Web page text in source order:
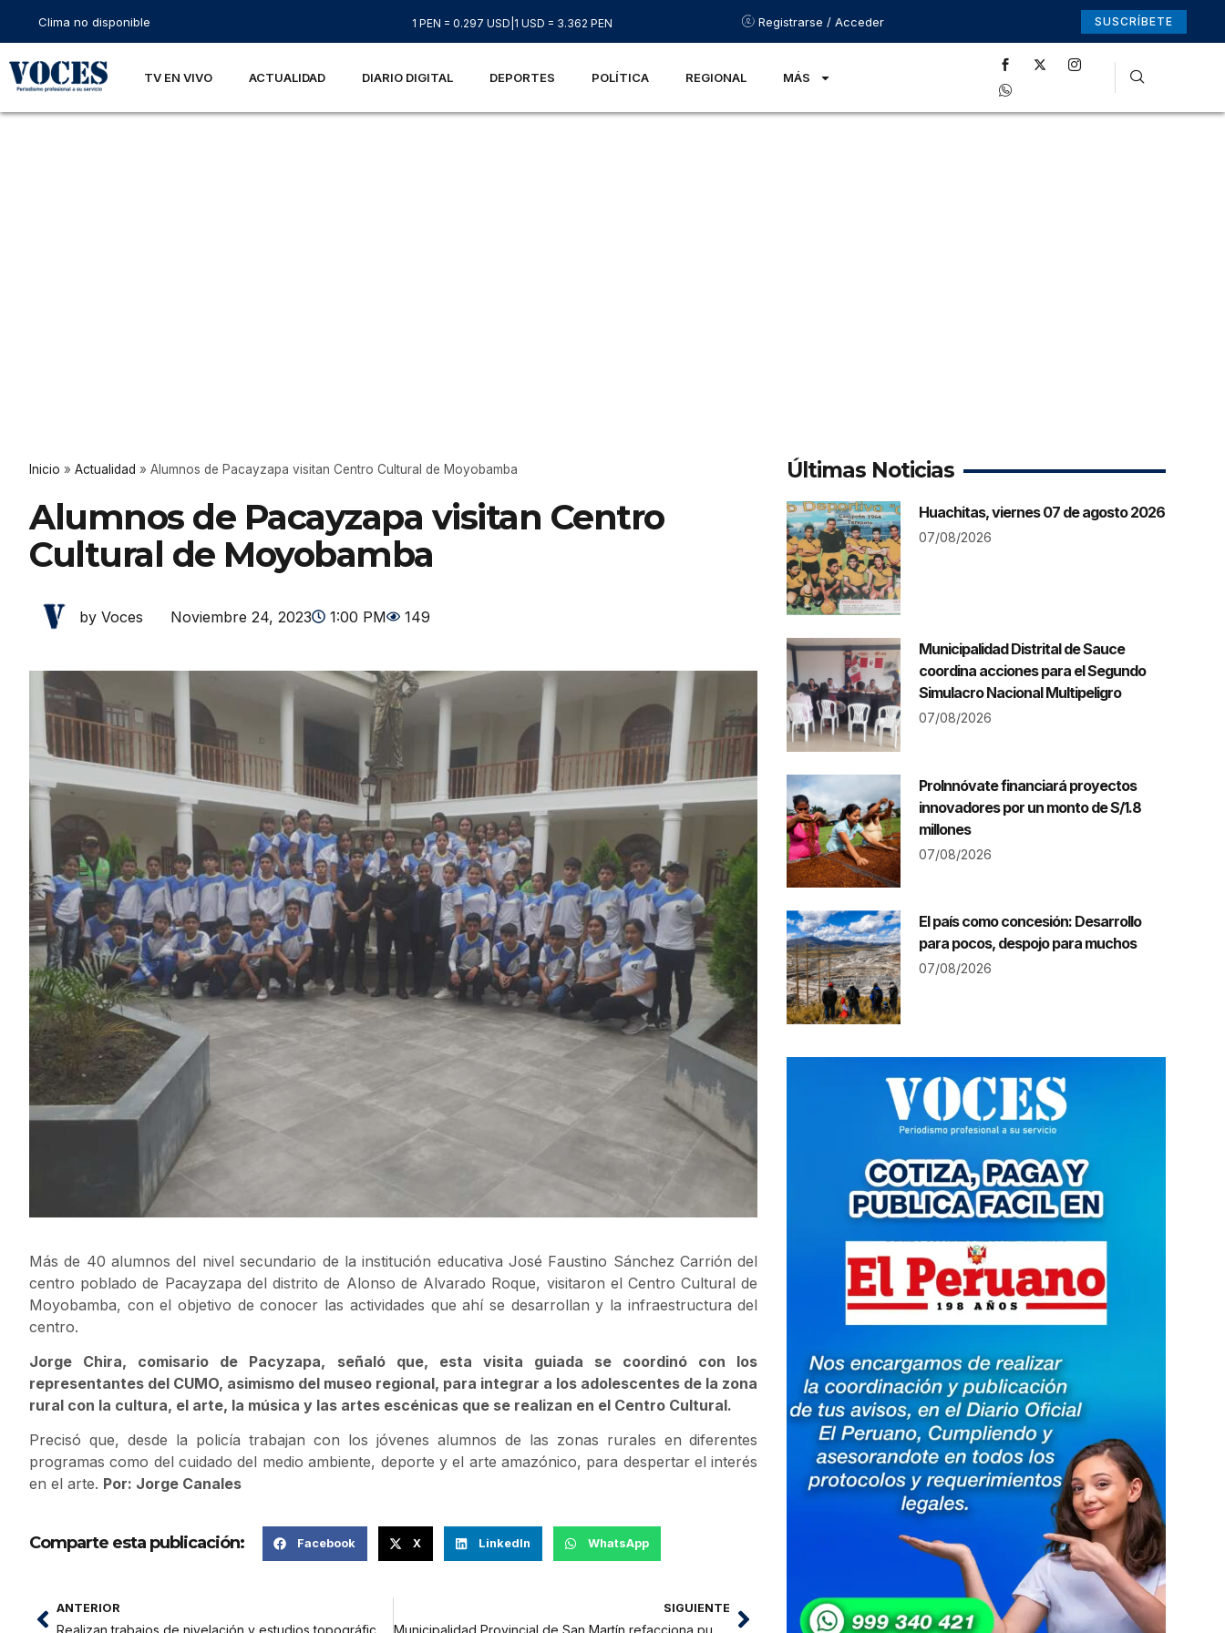
Clima no disponible 1 PEN = 0.297 USD 1 USD = 3.362 PEN Registrarse / Acceder SUSCRÍBETE
TV EN VIVO ACTUALIDAD DIARIO DIGITAL DEPORTES POLÍTICA REGIONAL MÁS
Inicio » Actualidad » Alumnos de Pacayzapa visitan Centro Cultural de Moyobamba
Alumnos de Pacayzapa visitan Centro
Cultural de Moyobamba
by Voces Noviembre 24, 2023 1:00 PM 149
Más de 40 alumnos del nivel secundario de la institución educativa José Faustino Sánchez Carrión del
centro poblado de Pacayzapa del distrito de Alonso de Alvarado Roque, visitaron el Centro Cultural de
Moyobamba, con el objetivo de conocer las actividades que ahí se desarrollan y la infraestructura del
centro.
Jorge Chira, comisario de Pacyzapa, señaló que, esta visita guiada se coordinó con los
representantes del CUMO, asimismo del museo regional, para integrar a los adolescentes de la zona
rural con la cultura, el arte, la música y las artes escénicas que se realizan en el Centro Cultural.
Precisó que, desde la policía trabajan con los jóvenes alumnos de las zonas rurales en diferentes
programas como del cuidado del medio ambiente, deporte y el arte amazónico, para despertar el interés
en el arte. Por: Jorge Canales
Comparte esta publicación: Facebook X LinkedIn WhatsApp
ANTERIOR SIGUIENTE
Últimas Noticias
Huachitas, viernes 07 de agosto 2026
07/08/2026
Municipalidad Distrital de Sauce
coordina acciones para el Segundo
Simulacro Nacional Multipeligro
07/08/2026
ProInnóvate financiará proyectos
innovadores por un monto de S/1.8
millones
07/08/2026
El país como concesión: Desarrollo
para pocos, despojo para muchos
07/08/2026